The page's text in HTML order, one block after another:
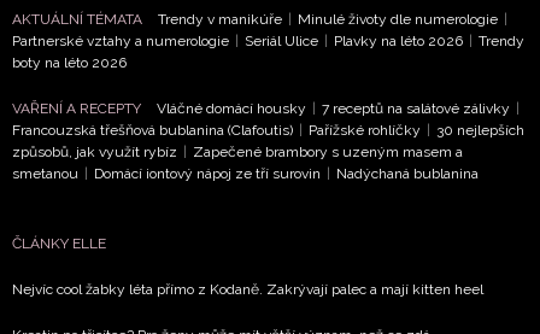
AKTUÁLNÍ TÉMATA Trendy v manikúře Minulé životy dle numerologie
Partnerské vztahy a numerologie
Seriál Ulice Plavky na léto 2026
Trendy
boty na léto 2026
VAŘENÍ A RECEPTY Vláčné domácí housky 7 receptů na salátové zálivky
Francouzská třešňová bublanina (Clafoutis)
Pařížské rohlíčky
30 nejlepších
způsobů, jak využít rybíz
Zapečené brambory s uzeným masem a
smetanou
Domácí iontový nápoj ze tří surovin Nadýchaná bublanina
ČLÁNKY ELLE
Nejvíc cool žabky léta přímo z Kodaně. Zakrývají palec a mají kitten heel